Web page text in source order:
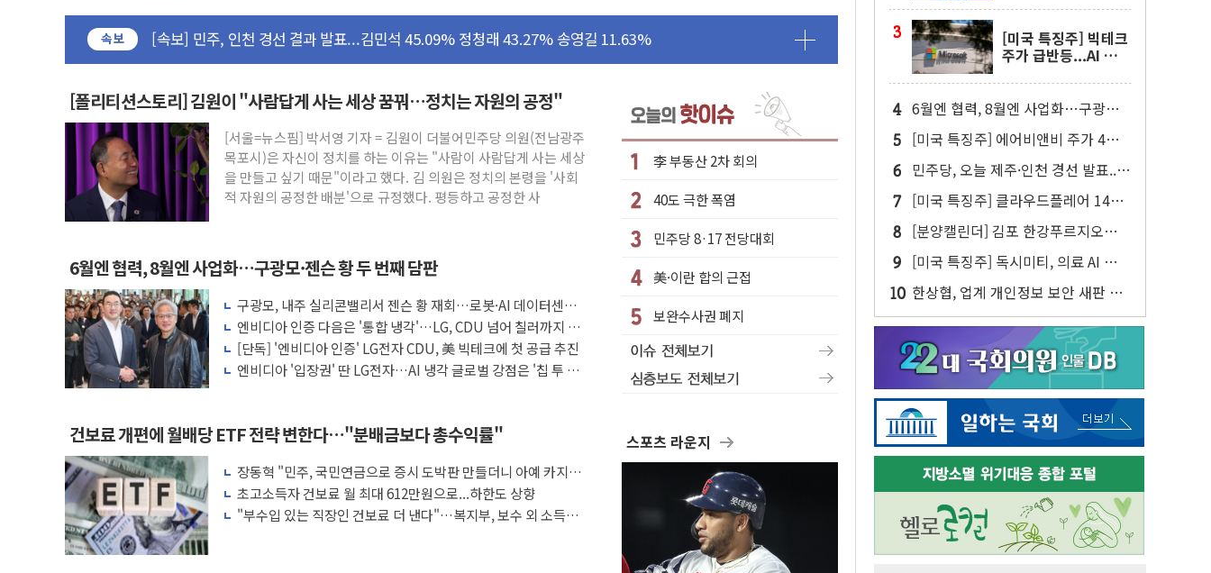
속보
[속보] 민주, 인천 경선 결과 발표...김민석 45.09% 정청래 43.27% 송영길 11.63%
[속보] 민주, 제주 경선 결과 발표...김민석 52.64% 정청래 39.89% 송영길 7.47%
이번주 국내 주요 금융일정(8.10~8.14)
美, 이란전 출구전략 만지작…공습 한계·탄약 부족 현실화
강릉·동해·삼척 시간당 최대 50㎜ 폭우…강원 동해안 강한 비 이어져
폐기물 수거하다 참변…60대 환경미화원 수거차에 치여 사망
서울 중랑구 주택가서 흉기 난동…60대 남성 2명 숨져
李대통령 "결혼 때문에 손해 보는 일 없게"…'결혼 페널티' 22개 과제 손본다
여수 오동도 인근 해상서 모터보트 전복…1명 사망·1명 실종
추미애, '위안부' 피해자 기림의 날 참석..."국제적 시민 연대로 목소리 내야"
인천 선재도 갯벌서 해루질 중 실종 60대 나흘만에 숨진 채 발견
인천서 말다툼 중 어머니 흉기 살해 10대 아들 체포
'화합' 꺼낸 김민석에 '뻔뻔' 받아친 정청래…제주 연설서 신경전 고조
[폴리티션스토리] 김원이 "사람답게 사는 세상 꿈꿔…정치는 자원의 공정"
[서울=뉴스핌] 박서영 기자 = 김원이 더불어민주당 의원(전남광주
목포시)은 자신이 정치를 하는 이유는 "사람이 사람답게 사는 세상
을 만들고 싶기 때문"이라고 했다. 김 의원은 정치의 본령을 '사회
적 자원의 공정한 배분'으로 규정했다. 평등하고 공정한 사
6월엔 협력, 8월엔 사업화…구광모·젠슨 황 두 번째 담판
구광모, 내주 실리콘밸리서 젠슨 황 재회…로봇·AI 데이터센터·
모빌리티 구체화
엔비디아 인증 다음은 '통합 냉각'…LG, CDU 넘어 칠러까지 묶
는다
[단독] '엔비디아 인증' LG전자 CDU, 美 빅테크에 첫 공급 추진
엔비디아 '입장권' 딴 LG전자…AI 냉각 글로벌 강점은 '칩 투 칠
건보료 개편에 월배당 ETF 전략 변한다…"분배금보다 총수익률"
장동혁 "민주, 국민연금으로 증시 도박판 만들더니 아예 카지노
차릴 판"
초고소득자 건보료 월 최대 612만원으로...하한도 상향
"부수입 있는 직장인 건보료 더 낸다"…복지부, 보수 외 소득월
李 부동산 2차 회의
40도 극한 폭염
민주당 8·17 전당대회
美·이란 합의 근접
보완수사권 폐지
스포츠 라운지
강행
[미국 특징주] 빅테크
주가 급반등...AI 불안
아나
6월엔 협력, 8월엔 사업화…구광모·
젠슨 황 두 번째 담판
[미국 특징주] 에어비앤비 주가 4년
만에 최고...연간 매출 상향에 투자자
반색
민주당, 오늘 제주·인천 경선 발표...
김민석 '재역전' vs 정청래 '격차 확
대'
[미국 특징주] 클라우드플레어 14%
급등해 신고점...AI 지출 확대에 전망
상향
[분양캘린더] 김포 한강푸르지오리버
프론트 등 3284가구 분양
[미국 특징주] 독시미티, 의료 AI 안전
성 美 1위에 50%대 폭등
한상협, 업계 개인정보 보안 새판 짠
다…'자율규제단체' 타진